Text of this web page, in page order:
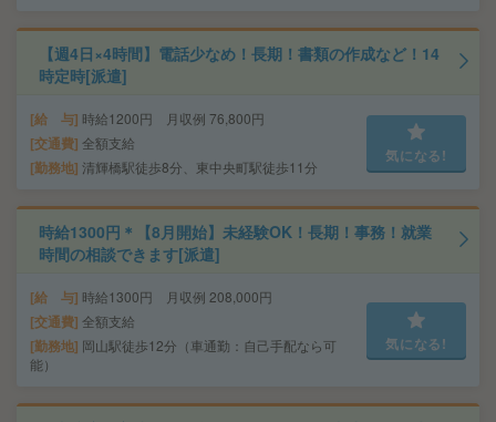
【週4日×4時間】電話少なめ！長期！書類の作成など！14
時定時[派遣]
給 与 時給1200円 月収例 76,800円
交通費 全額支給
勤務地 清輝橋駅徒歩8分、東中央町駅徒歩11分
気になる!
時給1300円＊【8月開始】未経験OK！長期！事務！就業
時間の相談できます[派遣]
給 与 時給1300円 月収例 208,000円
交通費 全額支給
勤務地 岡山駅徒歩12分（車通勤：自己手配なら可
能）
気になる!